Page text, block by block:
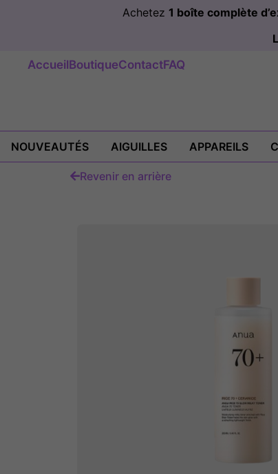
Achetez 1 boîte complète
AccueilBoutiqueContactFAQ
NOUVEAUTÉS AIGUILLES APPAREILS
Revenir en arrière